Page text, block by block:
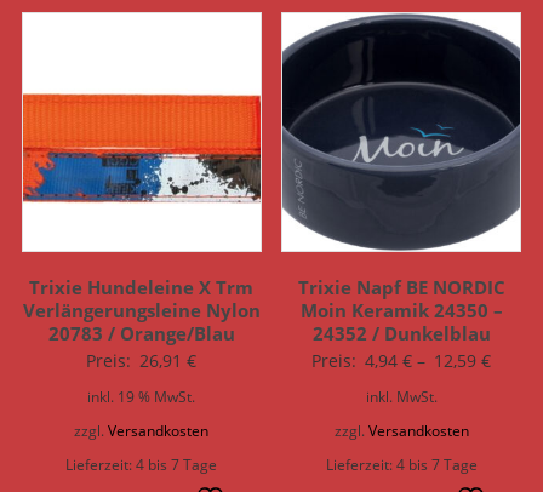
Trixie Hundeleine X Trm
Verlängerungsleine Nylon
20783 / Orange/Blau
Preis: 26,91€
inkl. 19 % MwSt.
zzgl.Versandkosten
Lieferzeit:4 bis 7 Tage
Trixie Napf BE NORDIC
Moin Keramik 24350 –
24352 / Dunkelblau
Preis: 4,94€ – 12,59€
inkl. MwSt.
zzgl. Versandkosten
Lieferzeit:4 bis 7 Tage